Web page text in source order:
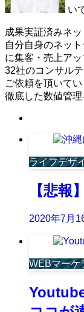
い
成果実証済みネッ
自分自身のネッ
に集客・売上ア
32社のコンサル
ご依頼を頂いてい
徹底した数値管理
ライフデザ
【悲
2020年7月
WEBマーケ